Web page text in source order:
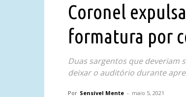
Coronel
formatura por
Duas sargentos que deveriam
deixar o auditório durante
Por Sensível Mente - maio 5, 2021